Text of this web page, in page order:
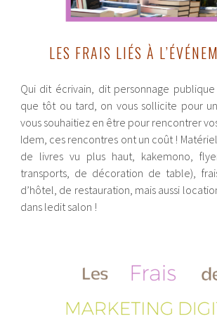
LES FRAIS LIÉS À
Qui dit écrivain, dit personnage
que tôt ou tard, on vous sollicite pour
vous souhaitiez en être pour rencontrer
Idem, ces rencontres ont un coût !
de livres vu plus haut, kakemono,
transports, de décoration de table),
d’hôtel, de restauration, mais aussi
dans ledit salon !